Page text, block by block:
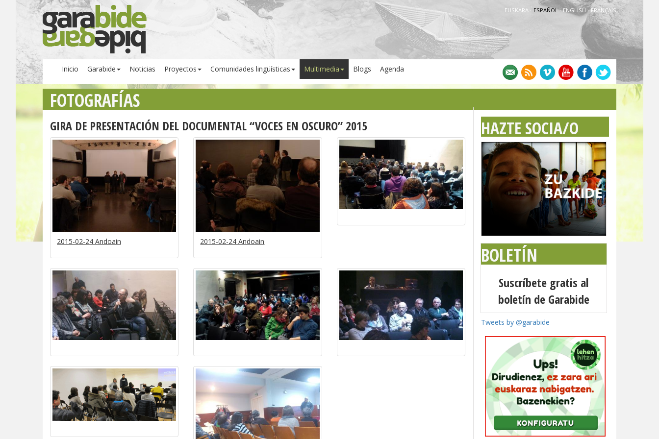
EUSKARA · ESPAÑOL· ENGLISH · FRANÇAIS
Inicio Garabide Noticias Proyectos Comunidades lingüísticas Multimedia Blogs Agenda
FOTOGRAFÍAS
GIRA DE PRESENTACIÓN DEL DOCUMENTAL “VOCES EN OSCURO” 2015
2015-02-24 Andoain 2015-02-24 Andoain
HAZTE SOCIA/O
BOLETÍN
Suscríbete gratis al
boletín de Garabide
Tweets by @garabide